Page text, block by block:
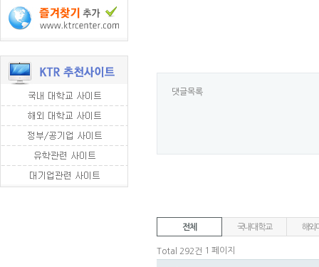
댓글목록
전체 국내대학교 해외
Total 292건 1 페이지